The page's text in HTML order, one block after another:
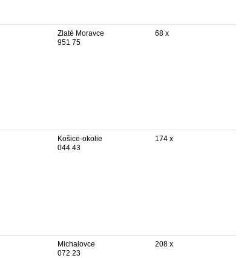
Zlaté Moravce
951 75
68 x
Košice-okolie
044 43
174 x
Michalovce
072 23
208 x